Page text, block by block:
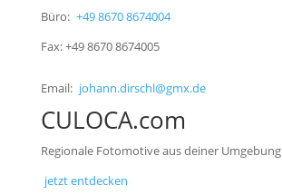
Büro: +49 8670 8674004
Fax: +49 8670 8674005
Email: johann.dirschl@gmx.de
CULOCA.com
Regionale Fotomotive aus deiner Umgebung
jetzt entdecken